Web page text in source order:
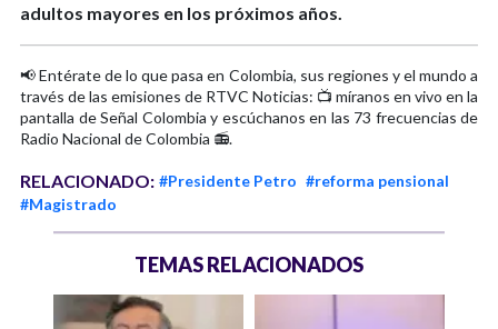
adultos mayores en los próximos años.
📢 Entérate de lo que pasa en Colombia, sus regiones y el mundo a
través de las emisiones de RTVC Noticias: 📺 míranos en vivo en la
pantalla de Señal Colombia y escúchanos en las 73 frecuencias de
Radio Nacional de Colombia 📻.
RELACIONADO: #Presidente Petro #reforma pensional
#Magistrado
TEMAS RELACIONADOS